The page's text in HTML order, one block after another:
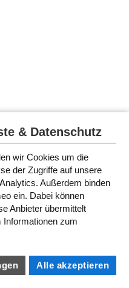
& Datenschutz
wir Cookies um die
der Zugriffe auf unsere
Außerdem binden
ein. Dabei können
Anbieter übermittelt
Informationen zum
Alle akzeptieren